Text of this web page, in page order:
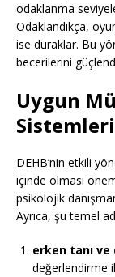
odaklanma
Odaklandıkça,
ise duraklar. Bu
becerilerini
Uygun
Sistemleri
DEHB’nin etkili
içinde olması
psikolojik
Ayrıca, şu temel
erken tanı
değerlendirme